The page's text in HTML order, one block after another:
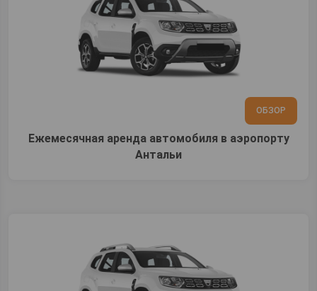
ОБЗОР
Ежемесячная аренда автомобиля в аэропорту
Антальи